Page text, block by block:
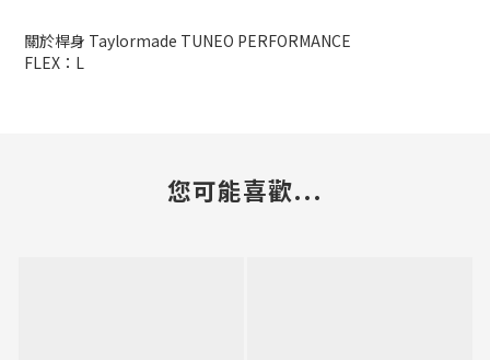
關於桿身 Taylormade TUNEO PERFORMANCE
FLEX：L
您可能喜歡...